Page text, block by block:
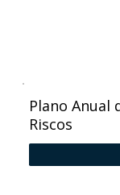
Plano Anual
Riscos